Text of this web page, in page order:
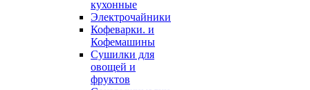
кухонные
Электрочайники
Кофеварки. и
Кофемашины
Сушилки для
овощей и
фруктов